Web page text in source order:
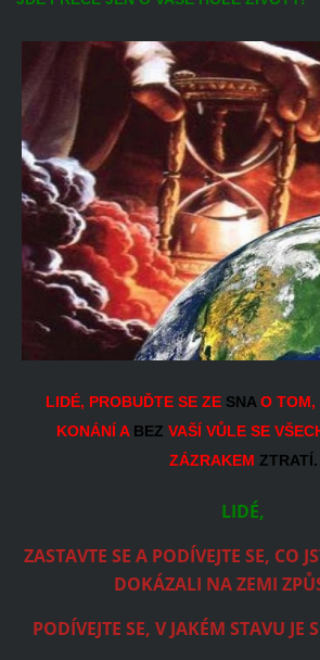
LIDÉ, PROBUĎTE SE ZE SNA O TOM,
KONÁNÍ A BEZ VAŠÍ VŮLE SE
ZÁZRAKEM ZTRATÍ.
LIDÉ,
ZASTAVTE SE A PODÍVEJTE SE, CO
DOKÁZALI NA ZEMI
PODÍVEJTE SE, V JAKÉM STAVU JE